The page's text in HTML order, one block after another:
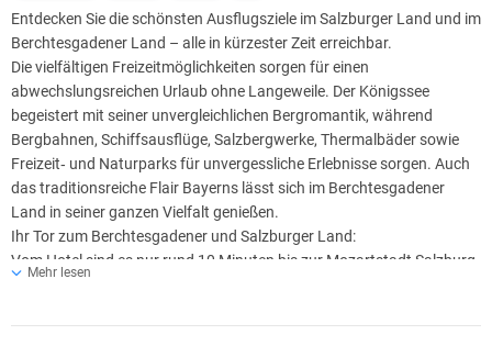
schönen Bergblick. Zudem sind alle Zimmer Nichtraucherzimmer. Sie
können gerne auf den Hotelterrassen und Zimmerbalkonen rauchen.
Für den erholsamen Schlaf der Gäste gibt es kuschelige Betten,
hochwertige Matratzen und verstellbare Lattenroste in allen
Zimmern.
Entdecken Sie die schönsten Ausflugsziele im Salzburger Land und im
Berchtesgadener Land – alle in kürzester Zeit erreichbar.
Die vielfältigen Freizeitmöglichkeiten sorgen für einen
abwechslungsreichen Urlaub ohne Langeweile. Der Königssee
begeistert mit seiner unvergleichlichen Bergromantik, während
Bergbahnen, Schiffsausflüge, Salzbergwerke, Thermalbäder sowie
Freizeit‑ und Naturparks für unvergessliche Erlebnisse sorgen. Auch
das traditionsreiche Flair Bayerns lässt sich im Berchtesgadener
Land in seiner ganzen Vielfalt genießen.
Ihr Tor zum Berchtesgadener und Salzburger Land:
Vom Hotel sind es nur rund 10 Minuten bis zur Mozartstadt Salzburg
Mehr lesen